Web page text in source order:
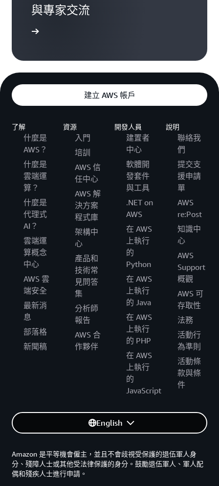
與專家交流
建立 AWS 帳戶
了解
什麼是
AWS？
什麼是
雲端運
算？
什麼是
代理式
AI？
雲端運
算概念
中心
AWS 雲
端安全
最新消
息
部落格
新聞稿
資源
入門
培訓
AWS 信
任中心
AWS 解
決方案
程式庫
架構中
心
產品和
技術常
見問答
集
分析師
報告
AWS 合
作夥伴
開發人員
建置者
中心
軟體開
發套件
與工具
.NET on
AWS
在 AWS
上執行
的
Python
在 AWS
上執行
的 Java
在 AWS
上執行
的 PHP
在 AWS
上執行
的
JavaScript
說明
聯絡我
們
提交支
援申請
單
AWS
re:Post
知識中
心
AWS
Support
概觀
AWS 可
存取性
法務
活動行
為準則
活動條
款與條
件
English
Amazon 是平等機會僱主，並且不會歧視受保護的退伍軍人身
分、殘障人士或其他受法律保護的身分。鼓勵退伍軍人、軍人配
偶和殘疾人士進行申請。